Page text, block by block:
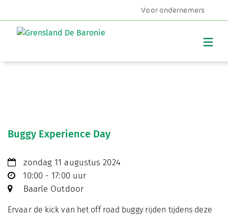
Voor ondernemers
Buggy Experience Day
zondag 11 augustus 2024
10:00 - 17:00 uur
Baarle Outdoor
Ervaar de kick van het off road buggy rijden tijdens deze